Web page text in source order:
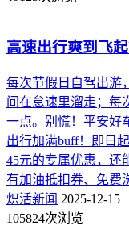
高速出行爽到飞
每次节假日自驾出游
间在怠速里溜走；每
一点。别慌！平安好
出行加满buff！即日
45元的专属优惠，
有加油抵扣券、免费
炽活新闻 2025-12-15
105824次浏览